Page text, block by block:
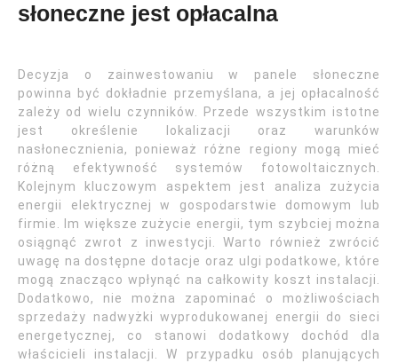
słoneczne jest opłacalna
Decyzja o zainwestowaniu w panele słoneczne
powinna być dokładnie przemyślana, a jej opłacalność
zależy od wielu czynników. Przede wszystkim istotne
jest określenie lokalizacji oraz warunków
nasłonecznienia, ponieważ różne regiony mogą mieć
różną efektywność systemów fotowoltaicznych.
Kolejnym kluczowym aspektem jest analiza zużycia
energii elektrycznej w gospodarstwie domowym lub
firmie. Im większe zużycie energii, tym szybciej można
osiągnąć zwrot z inwestycji. Warto również zwrócić
uwagę na dostępne dotacje oraz ulgi podatkowe, które
mogą znacząco wpłynąć na całkowity koszt instalacji.
Dodatkowo, nie można zapominać o możliwościach
sprzedaży nadwyżki wyprodukowanej energii do sieci
energetycznej, co stanowi dodatkowy dochód dla
właścicieli instalacji. W przypadku osób planujących